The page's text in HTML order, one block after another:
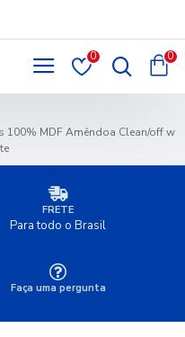
0 0
MDF Amêndoa Clean/off w
FRETE
Para todo o Brasil
Faça uma pergunta